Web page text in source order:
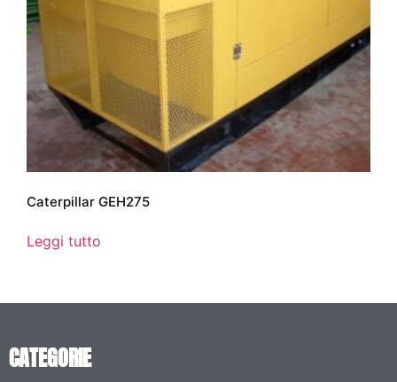
Caterpillar GEH275
Leggi tutto
CATEGORIE